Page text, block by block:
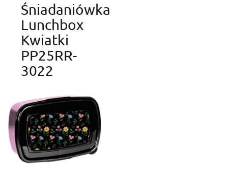
Śniadaniówka
Lunchbox
Kwiatki
PP25RR-
3022